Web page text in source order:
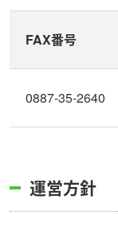
FAX番号
0887-35-2640
運営方針